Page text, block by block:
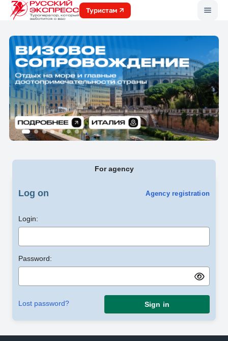
Туристам
For agency
Log on Agency registration
Login:
Password:
Lost password? Sign in